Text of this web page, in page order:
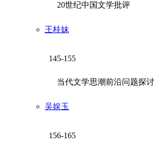
20世纪中国文学批评
王桂妹
145-155
当代文学思潮前沿问题探讨
吴娱玉
156-165